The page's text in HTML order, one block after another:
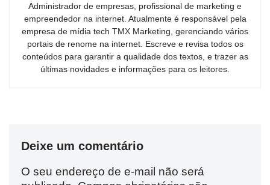
Administrador de empresas, profissional de marketing e
empreendedor na internet. Atualmente é responsável pela
empresa de mídia tech TMX Marketing, gerenciando vários
portais de renome na internet. Escreve e revisa todos os
conteúdos para garantir a qualidade dos textos, e trazer as
últimas novidades e informações para os leitores.
Deixe um comentário
O seu endereço de e-mail não será